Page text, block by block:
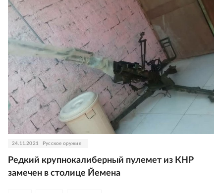
24.11.2021 Русское оружие
Редкий крупнокалиберный пулемет из КНР
замечен в столице Йемена